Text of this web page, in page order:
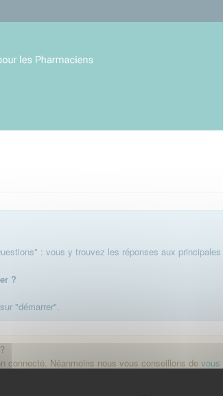
: vous y trouvez les réponses aux
?
"démarrer".
connecté. Néanmoins nous vous conseillons de vous